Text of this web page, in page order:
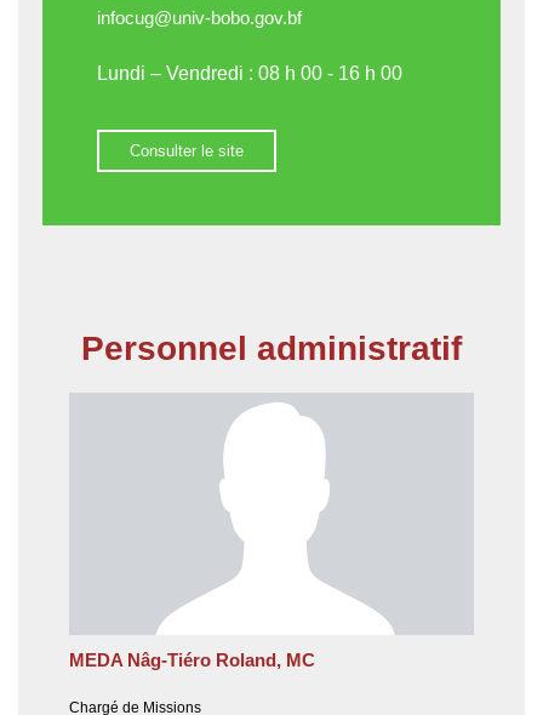
infocug@univ-bobo.gov.bf
Lundi – Vendredi : 08 h 00 - 16 h 00
Consulter le site
Personnel administratif
MEDA Nâg-Tiéro Roland, MC
Chargé de Missions